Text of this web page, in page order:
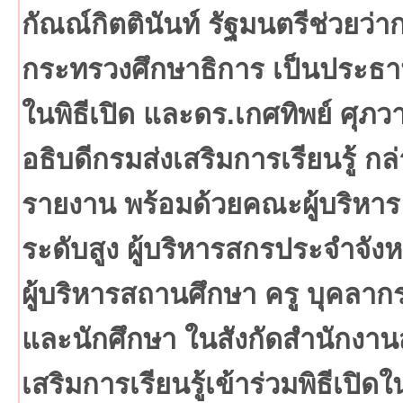
กัณณ์กิตตินันท์ รัฐมนตรีช่วยว่า
กระทรวงศึกษาธิการ เป็นประธ
ในพิธีเปิด และดร.เกศทิพย์ ศุภว
อธิบดีกรมส่งเสริมการเรียนรู้ ก
รายงาน พร้อมด้วยคณะผู้บริหาร
ระดับสูง ผู้บริหารสกรประจำจัง
ผู้บริหารสถานศึกษา ครู บุคลาก
และนักศึกษา ในสังกัดสำนักงาน
เสริมการเรียนรู้เข้าร่วมพิธีเปิดใ